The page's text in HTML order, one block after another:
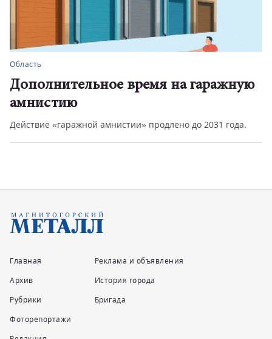
Область
Дополнительное время на гаражную
амнистию
Действие «гаражной амнистии» продлено до 2031 года.
Главная
Архив
Рубрики
Фоторепортажи
Реклама и объявления
История города
Бригада